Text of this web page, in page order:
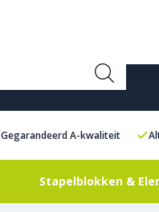
Gegarandeerd A-kwaliteit
Stapelblokken &